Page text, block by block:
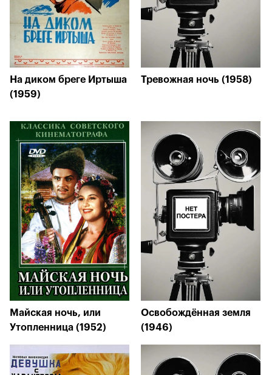
На диком бреге Иртыша
(1959)
Тревожная ночь (1958)
Майская ночь, или
Утопленница (1952)
Освобождённая земля
(1946)